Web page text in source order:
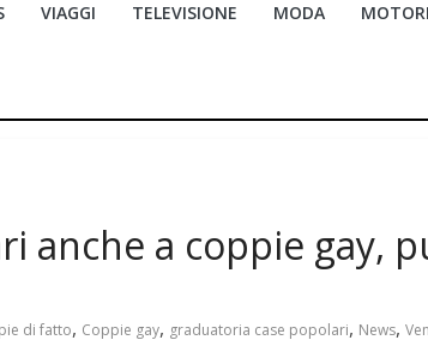
VIAGGI TELEVISIONE MODA MOTORI
anche a coppie gay,
di fatto, Coppie gay, graduatoria case popolari, News,